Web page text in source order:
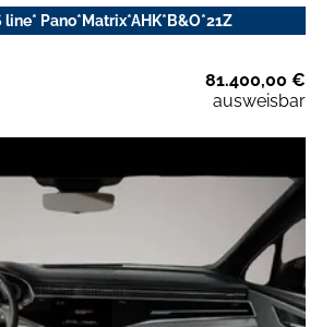
Pano*Matrix*AHK*B&O*21Z
81.400,00 €
ausweisbar